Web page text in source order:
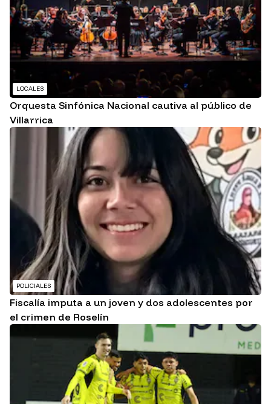
LOCALES
Orquesta Sinfónica Nacional cautiva al público de
Villarrica
POLICIALES
Fiscalía imputa a un joven y dos adolescentes por
el crimen de Roselín